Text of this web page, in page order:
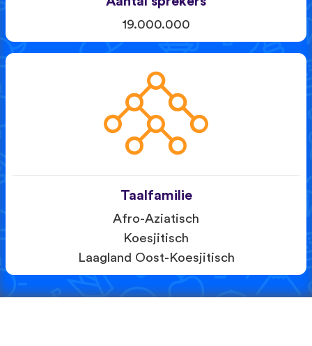
19.000.000
Taalfamilie
Afro-Aziatisch
Koesjitisch
Laagland Oost-Koesjitisch